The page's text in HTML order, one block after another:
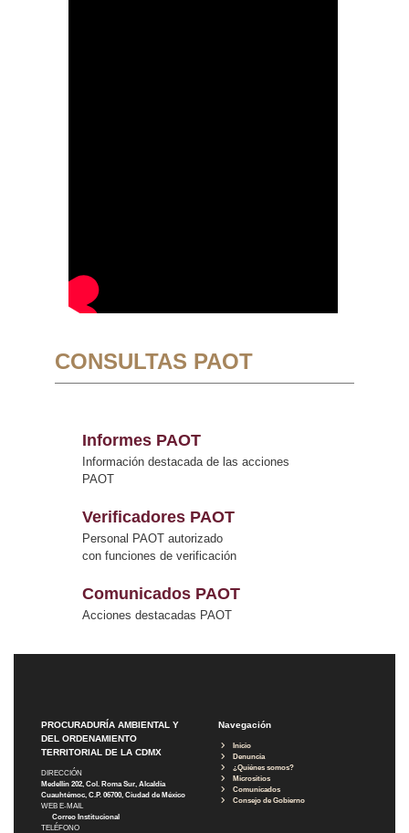
CONSULTAS PAOT
Informes PAOT
Información destacada de las acciones
PAOT
Verificadores PAOT
Personal PAOT autorizado
con funciones de verificación
Comunicados PAOT
Acciones destacadas PAOT
PROCURADURÍA AMBIENTAL Y
DEL ORDENAMIENTO
TERRITORIAL DE LA CDMX
DIRECCIÓN
Medellín 202, Col. Roma Sur, Alcaldía
Cuauhtémoc, C.P. 06700, Ciudad de México
WEB E-MAIL
Correo Institucional
TELÉFONO
Navegación
Inicio
Denuncia
¿Quiénes somos?
Micrositios
Comunicados
Consejo de Gobierno